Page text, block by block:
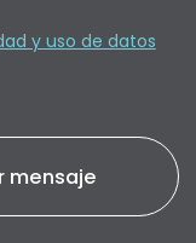
y uso de datos